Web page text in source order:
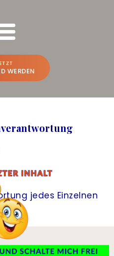
WERDEN
SCHULUNGEN
Aline N. Brandstetter
NEU
jedes Einzelnen
sehen und selber